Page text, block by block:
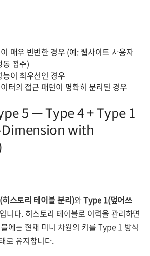
매우 빈번한 경우 (예: 웹사이트 사용자
동 점수)
이 최우선인 경우
터의 접근 패턴이 명확히 분리된 경우
5 — Type 4 + Type 1
Dimension with
스토리 테이블 분리)와Type 1(덮어쓰
니다. 히스토리 테이블로 이력을 관리하면
에는 현재 미니 차원의 키를 Type 1 방식
로 유지합니다.